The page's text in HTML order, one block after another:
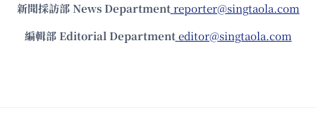
新聞採訪部 News Department reporter@singtaola.com
編輯部 Editorial Department editor@singtaola.com